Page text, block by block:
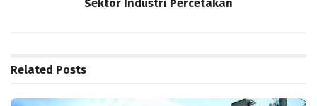
Sektor Industri Percetakan
Related Posts